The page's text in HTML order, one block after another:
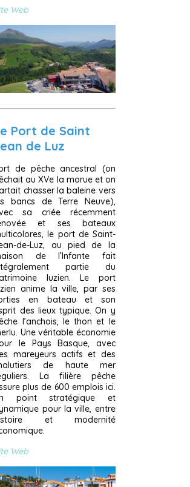
Web
Port de Saint
de Luz
de pêche ancestral (on
au XVe la morue et on
chasser la baleine vers
bancs de Terre Neuve),
sa criée récemment
et ses bateaux
le port de Saint-
de-Luz, au pied de la
de l’Infante fait
partie du
luzien. Le port
anime la ville, par ses
en bateau et son
des lieux typique. On y
l’anchois, le thon et le
Une véritable économie
le Pays Basque, avec
mareyeurs actifs et des
de haute mer
La filière pêche
plus de 600 emplois ici.
point stratégique et
pour la ville, entre
et modernité
Web